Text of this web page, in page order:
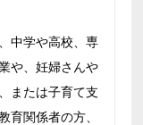
中学や高校、専
や、妊婦さんや
または子育て支
育関係者の方、